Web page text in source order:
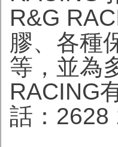
R&G
膠、各種
等，並為
RACING
話：2628